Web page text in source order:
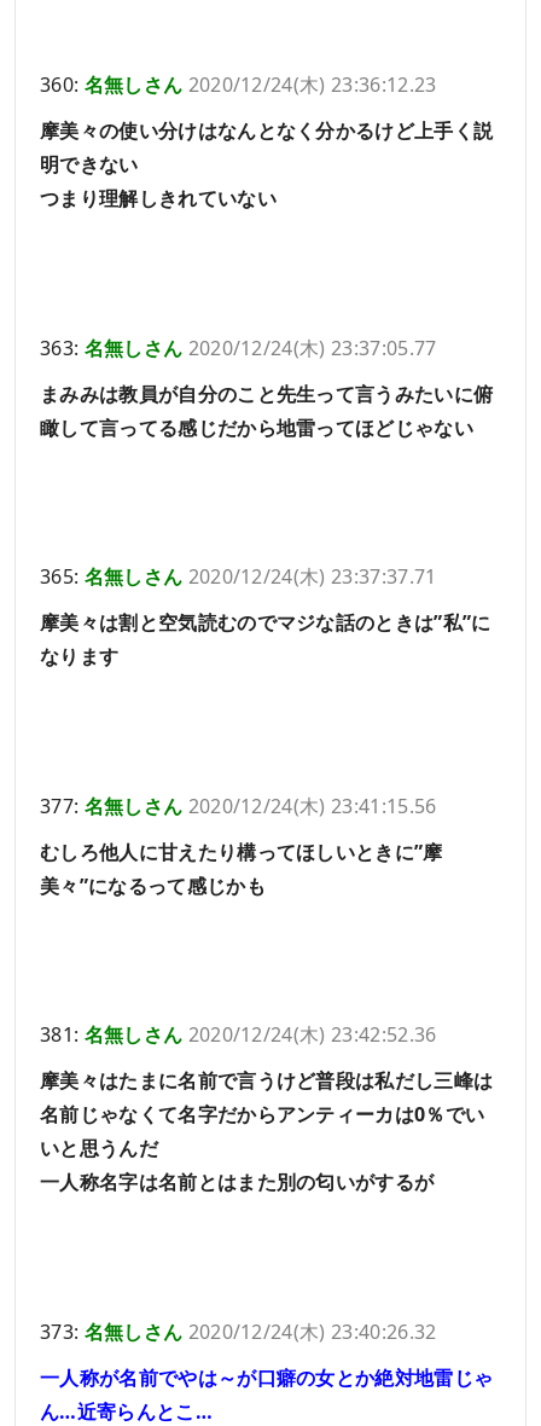
360: 名無しさん 2020/12/24(木) 23:36:12.23
摩美々の使い分けはなんとなく分かるけど上手く説
明できない
つまり理解しきれていない
363: 名無しさん 2020/12/24(木) 23:37:05.77
まみみは教員が自分のこと先生って言うみたいに俯
瞰して言ってる感じだから地雷ってほどじゃない
365: 名無しさん 2020/12/24(木) 23:37:37.71
摩美々は割と空気読むのでマジな話のときは”私”に
なります
377: 名無しさん 2020/12/24(木) 23:41:15.56
むしろ他人に甘えたり構ってほしいときに”摩
美々”になるって感じかも
381: 名無しさん 2020/12/24(木) 23:42:52.36
摩美々はたまに名前で言うけど普段は私だし三峰は
名前じゃなくて名字だからアンティーカは0％でい
いと思うんだ
一人称名字は名前とはまた別の匂いがするが
373: 名無しさん 2020/12/24(木) 23:40:26.32
一人称が名前でやは～が口癖の女とか絶対地雷じゃ
ん…近寄らんとこ…